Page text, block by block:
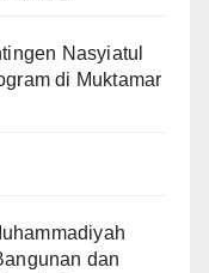
Nasyiatul
di Muktamar
dan